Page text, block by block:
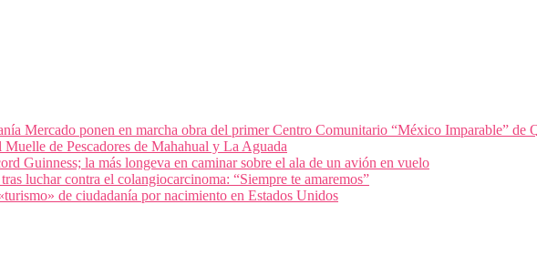
Mercado ponen en marcha obra del primer Centro Comunitario “México Imparable” de
de Pescadores de Mahahual y La Aguada
Guinness; la más longeva en caminar sobre el ala de un avión en vuelo
luchar contra el colangiocarcinoma: “Siempre te amaremos”
de ciudadanía por nacimiento en Estados Unidos